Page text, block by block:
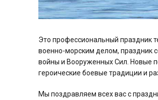
Это профессиональный праздник
военно-морским делом, праздник
войны и Вооруженных Сил. Новые
героические боевые традиции и
Мы поздравляем всех вас с